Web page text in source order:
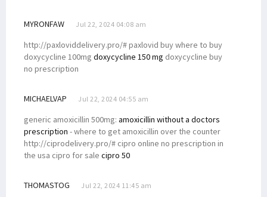
MYRONFAW Jul 22, 2024 04:08 am
http://paxloviddelivery.pro/# paxlovid buy where to buy
doxycycline 100mg doxycycline 150 mg doxycycline buy
no prescription
MICHAELVAP Jul 22, 2024 04:55 am
generic amoxicillin 500mg: amoxicillin without a doctors
prescription - where to get amoxicillin over the counter
http://ciprodelivery.pro/# cipro online no prescription in
the usa cipro for sale cipro 50
THOMASTOG Jul 22, 2024 11:45 am